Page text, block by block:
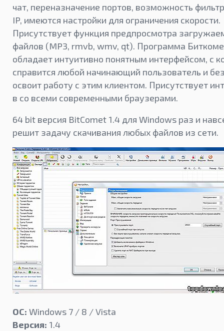
чат, переназначение портов, возможность
IP, имеются настройки для ограничения скорости.
Присутствует функция предпросмотра
файлов (MP3, rmvb, wmv, qt). Программа
обладает интуитивно понятным интерфейсом, с
справится любой начинающий пользователь и
освоит работу с этим клиентом. Присутствует
в со всеми современными браузерами.
64 bit версия BitComet 1.4 для Windows раз и
решит задачу скачивания любых файлов из сети.
ОС: Windows 7 / 8 / Vista
Версия: 1.4